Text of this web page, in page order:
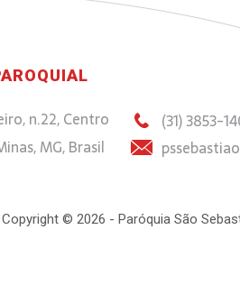
n.22, Centro
MG, Brasil
(31) 3853-
Copyright © 2026 - Paróquia São